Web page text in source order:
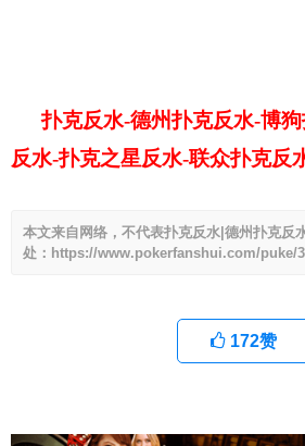
扑克反水-德州扑克反水-博
反水-扑克之星反水-联众扑克反
本文来自网络，不代表扑克反水|德州扑克反
处：https://www.pokerfanshui.com/puke/
172赞